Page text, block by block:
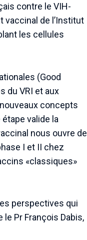
contre le VIH-
vaccinal de l’Institut
les cellules
(Good
du VRI et aux
concepts
valide la
nous ouvre de
I et II chez
«classiques»
perspectives qui
Pr François Dabis,